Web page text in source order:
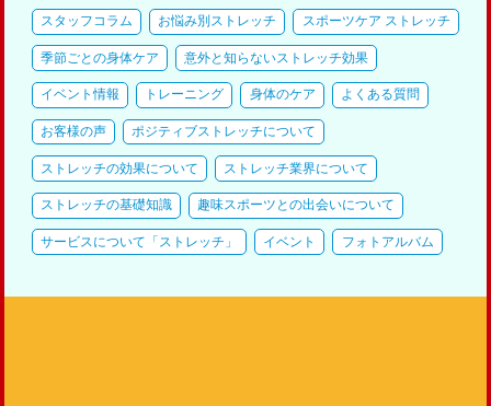
スタッフコラム お悩み別ストレッチ スポーツケア ストレッチ
季節ごとの身体ケア 意外と知らないストレッチ効果
イベント情報 トレーニング 身体のケア よくある質問
お客様の声 ポジティブストレッチについて
ストレッチの効果について ストレッチ業界について
ストレッチの基礎知識 趣味スポーツとの出会いについて
サービスについて「ストレッチ」 イベント フォトアルバム